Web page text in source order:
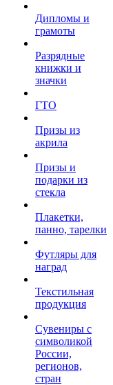
Дипломы и
грамоты
Разрядные
книжки и
значки
ГТО
Призы из
акрила
Призы и
подарки из
стекла
Плакетки,
панно, тарелки
Футляры для
наград
Текстильная
продукция
Сувениры с
символикой
России,
регионов,
стран